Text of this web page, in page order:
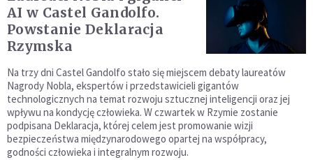
AI w Castel Gandolfo.
Powstanie Deklaracja
Rzymska
Na trzy dni Castel Gandolfo stało się miejscem debaty laureatów
Nagrody Nobla, ekspertów i przedstawicieli gigantów
technologicznych na temat rozwoju sztucznej inteligencji oraz jej
wpływu na kondycję człowieka. W czwartek w Rzymie zostanie
podpisana Deklaracja, której celem jest promowanie wizji
bezpieczeństwa międzynarodowego opartej na współpracy,
godności człowieka i integralnym rozwoju.